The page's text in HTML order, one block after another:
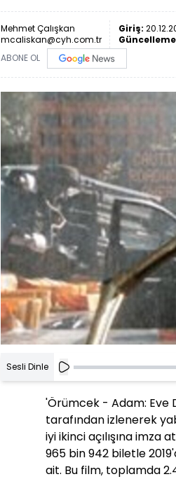
Mehmet Çalışkan
mcaliskan@cyh.com.tr
Giriş:
ABONE OL
Sesli Dinle
'Örümcek - Adam: Eve
tarafından izlenerek
iyi ikinci açılışına imza
965 bin 942 biletle
ait. Bu film, toplamda